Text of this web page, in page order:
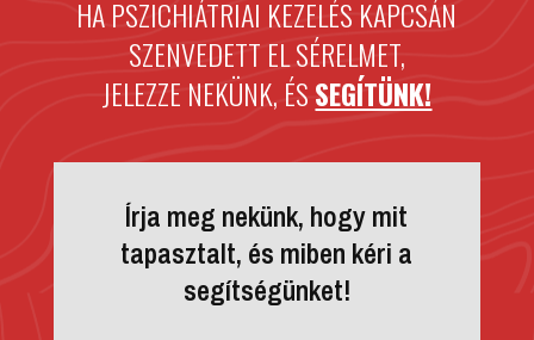
HA PSZICHIÁTRIAI KEZELÉS KAPCSÁN
SZENVEDETT EL SÉRELMET,
JELEZZE NEKÜNK, ÉSSEGÍTÜNK!
Írja meg nekünk, hogy mit
tapasztalt, és miben kéri a
segítségünket!